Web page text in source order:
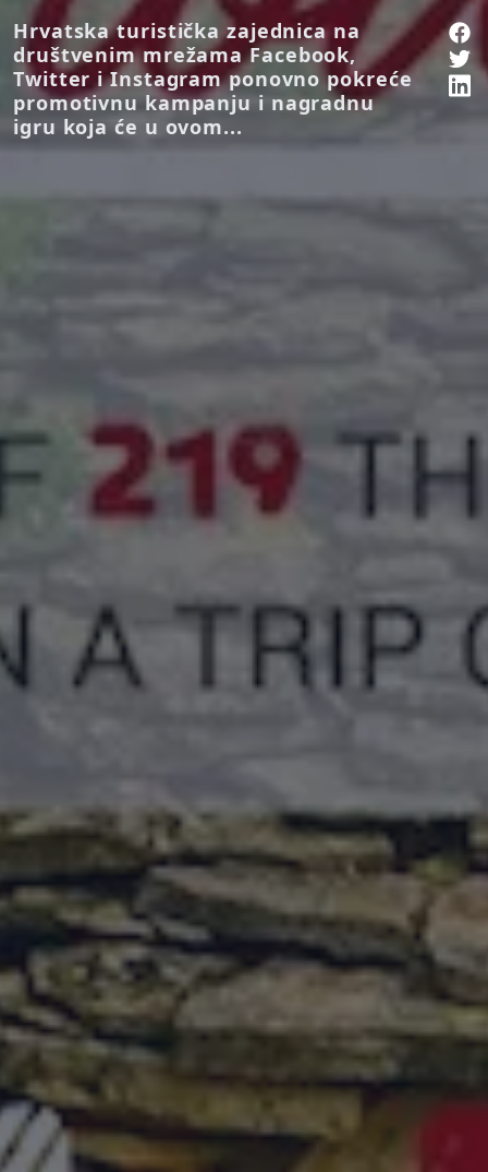
Hrvatska turistička zajednica na
društvenim mrežama Facebook,
Twitter i Instagram ponovno pokreće
promotivnu kampanju i nagradnu
igru koja će u ovom...